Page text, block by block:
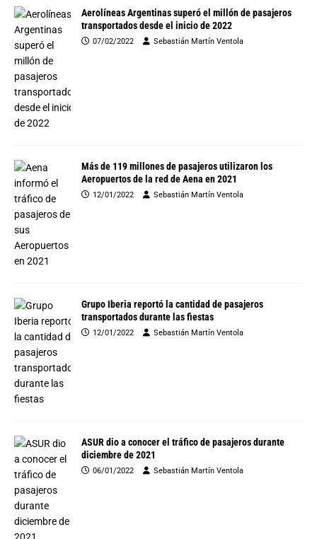
Aerolíneas Argentinas superó el millón de pasajeros
transportados desde el inicio de 2022
07/02/2022 Sebastián Martín Ventola
Más de 119 millones de pasajeros utilizaron los
Aeropuertos de la red de Aena en 2021
12/01/2022 Sebastián Martín Ventola
Grupo Iberia reportó la cantidad de pasajeros
transportados durante las fiestas
12/01/2022 Sebastián Martín Ventola
ASUR dio a conocer el tráfico de pasajeros durante
diciembre de 2021
06/01/2022 Sebastián Martín Ventola